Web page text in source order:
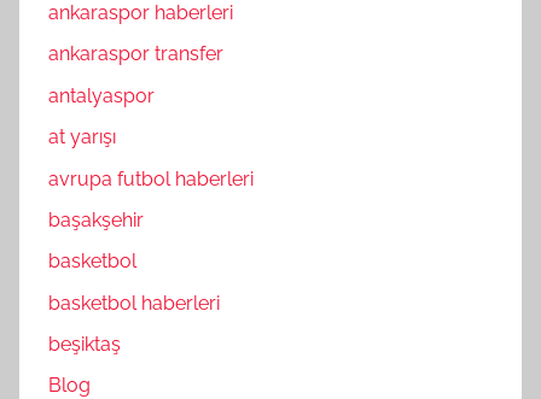
ankaraspor haberleri
ankaraspor transfer
antalyaspor
at yarışı
avrupa futbol haberleri
başakşehir
basketbol
basketbol haberleri
beşiktaş
Blog